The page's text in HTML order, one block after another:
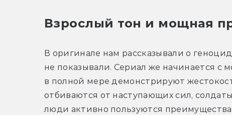
Взрослый тон и мощная
В оригинале нам рассказывали о
не показывали. Сериал же начинается с
в полной мере демонстрируют
отбиваются от наступающих сил,
люди активно пользуются